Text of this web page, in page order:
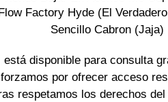
Factory Hyde (El
Sencillo Cabron (Jaja)
disponible para consulta
por ofrecer acceso
respetamos los derechos del